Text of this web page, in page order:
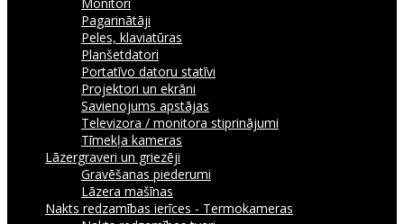
Pagarinātāji
Peles, klaviatūras
Planšetdatori
Portatīvo datoru statīvi
Projektori un ekrāni
Savienojums apstājas
Televizora / monitora stiprinājumi
Tīmekļa kameras
Lāzergraveri un griezēji
Gravēšanas piederumi
Lāzera mašīnas
Nakts redzamības ierīces - Termokameras